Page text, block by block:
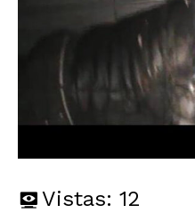
Vistas: 12